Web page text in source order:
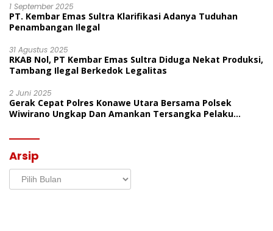
1 September 2025
PT. Kembar Emas Sultra Klarifikasi Adanya Tuduhan
Penambangan Ilegal
31 Agustus 2025
RKAB Nol, PT Kembar Emas Sultra Diduga Nekat Produksi,
Tambang Ilegal Berkedok Legalitas
2 Juni 2025
Gerak Cepat Polres Konawe Utara Bersama Polsek
Wiwirano Ungkap Dan Amankan Tersangka Pelaku
Arsip
Arsip